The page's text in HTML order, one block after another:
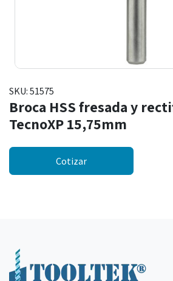
SKU: 51575
Broca HSS fresada y
TecnoXP 15,75mm
Cotizar